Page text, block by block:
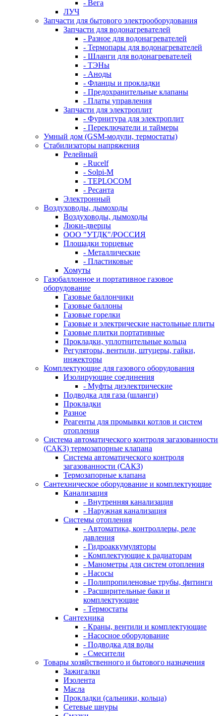
- Вега
ЛУЧ
Запчасти для бытового электрооборудования
Запчасти для водонагревателей
- Разное для водонагревателей
- Термопары для водонагревателей
- Шланги для водонагревателей
- ТЭНы
- Аноды
- Фланцы и прокладки
- Предохранительные клапаны
- Платы управления
Запчасти для электроплит
- Фурнитура для электроплит
- Переключатели и таймеры
Умный дом (GSM-модули, термостаты)
Cтабилизаторы напряжения
Релейный
- Rucelf
- Solpi-M
- TEPLOCOM
- Ресанта
Электронный
Воздуховоды, дымоходы
Воздуховоды, дымоходы
Люки-дверцы
ООО "УТДК"/РОССИЯ
Площадки торцевые
- Металлические
- Пластиковые
Хомуты
Газобаллонное и портативное газовое
оборудование
Газовые баллончики
Газовые баллоны
Газовые горелки
Газовые и электрические настольные плиты
Газовые плитки портативные
Прокладки, уплотнительные кольца
Регуляторы, вентили, штуцеры, гайки,
инжекторы
Комплектующие для газового оборудования
Изолирующие соединения
- Муфты диэлектрические
Подводка для газа (шланги)
Прокладки
Разное
Реагенты для промывки котлов и систем
отопления
Система автоматического контроля загазованности
(САКЗ) термозапорные клапана
Система автоматического контроля
загазованности (САКЗ)
Термозапорные клапана
Сантехническое оборудование и комплектующие
Канализация
- Внутренняя канализация
- Наружная канализация
Системы отопления
- Автоматика, контроллеры, реле
давления
- Гидроаккумуляторы
- Комплектующие к радиаторам
- Манометры для систем отопления
- Насосы
- Полипропиленовые трубы, фитинги
- Расширительные баки и
комплектующие
- Термостаты
Сантехника
- Краны, вентили и комплектующие
- Насосное оборудование
- Подводка для воды
- Смесители
Товары хозяйственного и бытового назначения
Зажигалки
Изолента
Масла
Прокладки (сальники, кольца)
Сетевые шнуры